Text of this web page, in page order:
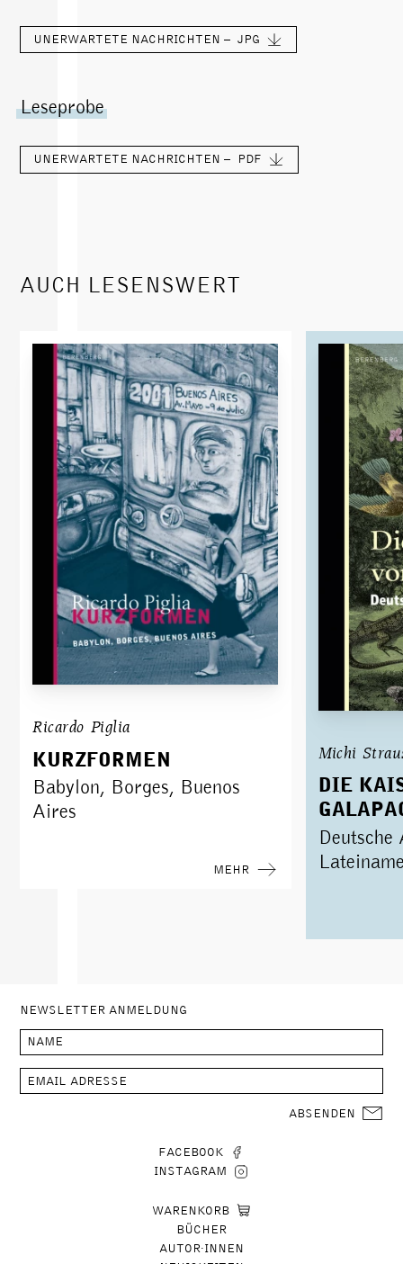
UNERWARTETE NACHRICHTEN – JPG
Leseprobe
UNERWARTETE NACHRICHTEN – PDF
AUCH LESENSWERT
Ricardo Piglia
KURZFORMEN
Babylon, Borges, Buenos
Aires
MEHR
Michi
DIE
Deutsche
NEWSLETTER ANMELDUNG
ABSENDEN
FACEBOOK
INSTAGRAM
WARENKORB
BÜCHER
AUTOR∙INNEN